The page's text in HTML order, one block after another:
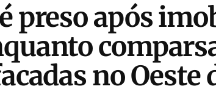
preso após
no Oeste